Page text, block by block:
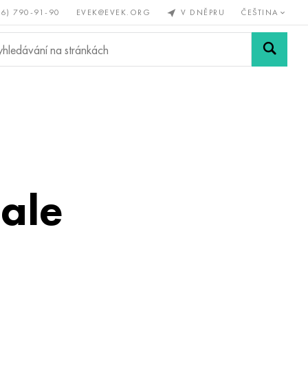
790-91-90 EVEK@EVEK.ORG V DNĚPRU ČEŠTINA
Legovaná Sítě a